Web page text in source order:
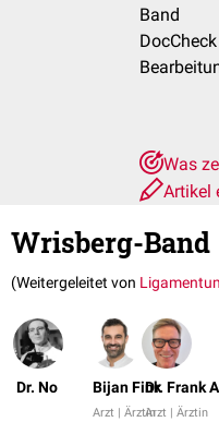
Band
Was
Artikel
Wrisberg-Band
(Weitergeleitet von
Dr. No Bijan Fink
Arzt | Ärztin
Dr. Frank
Arzt | Ärztin